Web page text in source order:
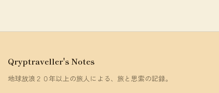
Qryptraveller's Notes
地球放浪２０年以上の旅人による、旅と思索の記録。